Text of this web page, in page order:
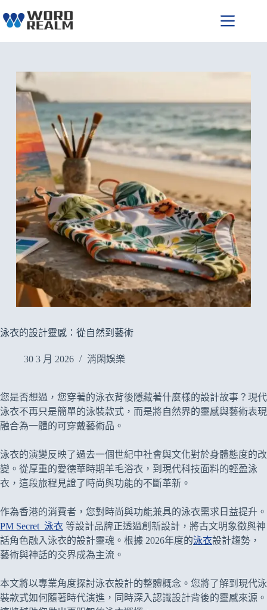
至
泳衣的設計靈感：從自然到藝術
30 3 月 2026 消閑娛樂
您是否想過，您穿著的泳衣背後隱藏著什麼樣的設計故事？現代
泳衣不再只是簡單的泳裝款式，而是將自然界的靈感與藝術表現
融合為一體的可穿戴藝術品。
泳衣的演變反映了過去一個世紀中社會與文化對於身體態度的改
變。從厚重的愛德華時期羊毛浴衣，到現代科技面料的輕盈泳
衣，這段旅程見證了時尚與功能的不斷革新。
作為香港的消費者，您對時尚與功能兼具的泳衣需求日益提升。
PM Secret 泳衣 等設計品牌正透過創新設計，將古文明象徵與神
話角色融入泳衣的設計靈魂。根據 2026年度的泳衣設計趨勢，
藝術與神話的交界成為主流。
本文將以專業角度探討泳衣設計的整體概念。您將了解到現代泳
裝款式如何隨著時代演進，同時深入認識設計背後的靈感來源。